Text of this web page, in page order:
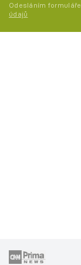
Odesláním
údajů